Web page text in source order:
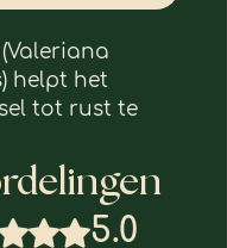
helpt het
tot rust te
burn-
inslapen,
met 5 uit 5 sterren.
5.0